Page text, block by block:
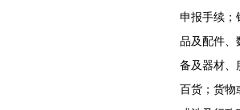
申报手续；
品及配件、
备及器材、
百货；货物